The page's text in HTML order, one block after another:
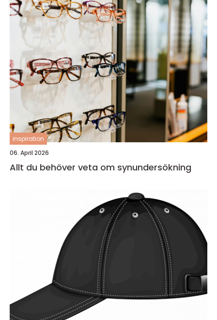
inspiration
06. April 2026
Allt du behöver veta om synundersökning